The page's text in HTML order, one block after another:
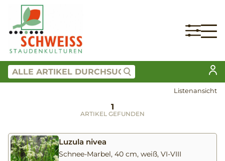
Listenansicht
1
ARTIKEL GEFUNDEN
Luzula nivea
Schnee-Marbel, 40 cm, weiß, VI-VIII